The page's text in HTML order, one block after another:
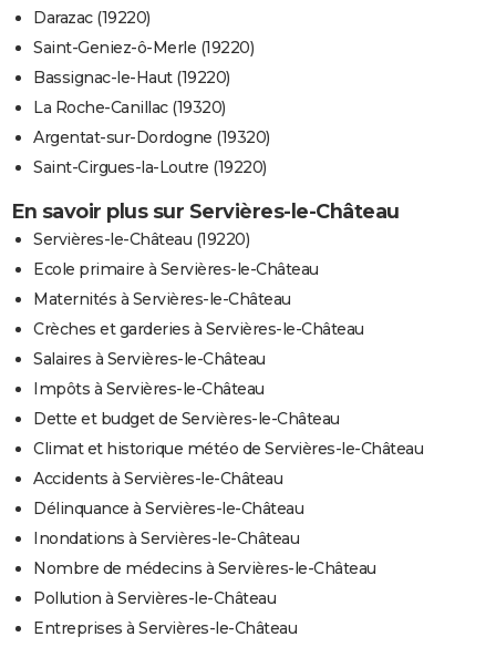
Darazac (19220)
Saint-Geniez-ô-Merle (19220)
Bassignac-le-Haut (19220)
La Roche-Canillac (19320)
Argentat-sur-Dordogne (19320)
Saint-Cirgues-la-Loutre (19220)
En savoir plus sur Servières-le-Château
Servières-le-Château (19220)
Ecole primaire à Servières-le-Château
Maternités à Servières-le-Château
Crèches et garderies à Servières-le-Château
Salaires à Servières-le-Château
Impôts à Servières-le-Château
Dette et budget de Servières-le-Château
Climat et historique météo de Servières-le-Château
Accidents à Servières-le-Château
Délinquance à Servières-le-Château
Inondations à Servières-le-Château
Nombre de médecins à Servières-le-Château
Pollution à Servières-le-Château
Entreprises à Servières-le-Château